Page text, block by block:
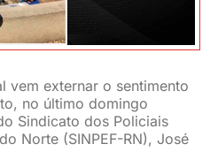
vem externar o sentimento
no último domingo
Sindicato dos Policiais
Norte (SINPEF-RN), José